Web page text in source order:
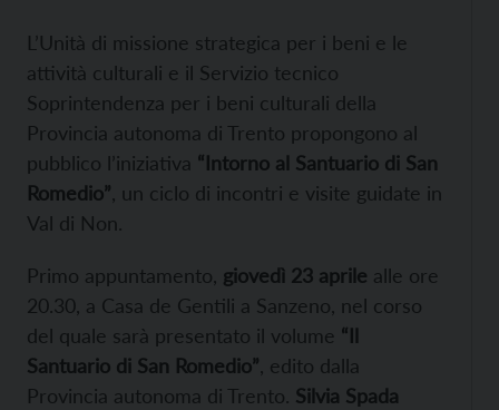
L’Unità di missione strategica per i beni e le
attività culturali e il Servizio tecnico
Soprintendenza per i beni culturali della
Provincia autonoma di Trento propongono al
pubblico l’iniziativa “Intorno al Santuario di San
Romedio” , un ciclo di incontri e visite guidate in
Val di Non.
Primo appuntamento, giovedì 23 aprile alle ore
20.30, a Casa de Gentili a Sanzeno, nel corso
del quale sarà presentato il volume “Il
Santuario di San Romedio” , edito dalla
Provincia autonoma di Trento. Silvia Spada